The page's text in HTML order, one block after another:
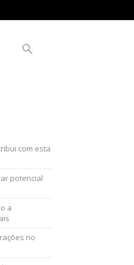
com esta
potencial
a
no